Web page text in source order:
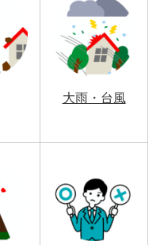
大雨・台風